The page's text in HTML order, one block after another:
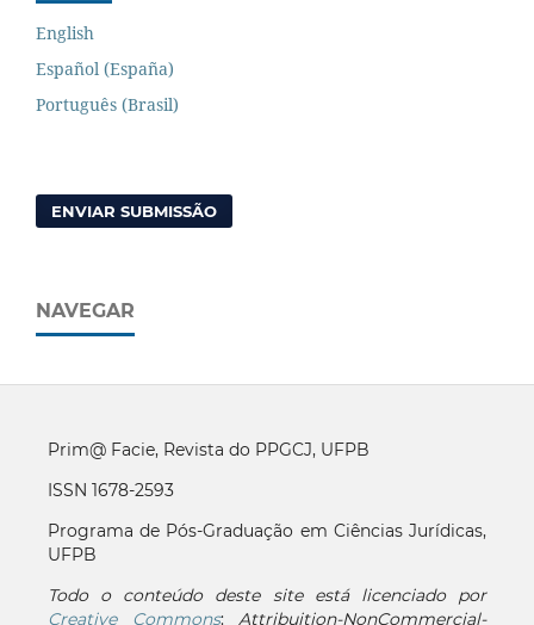
English
Español (España)
Português (Brasil)
ENVIAR SUBMISSÃO
NAVEGAR
Prim@ Facie, Revista do PPGCJ, UFPB
ISSN 1678-2593
Programa de Pós-Graduação em Ciências Jurídicas,
UFPB
Todo o conteúdo deste site está licenciado por
Creative Commons:Attribuition-NonCommercial-